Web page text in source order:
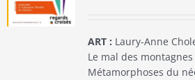
du
ART : Laury-Anne
Le mal des montagnes
Métamorphoses du